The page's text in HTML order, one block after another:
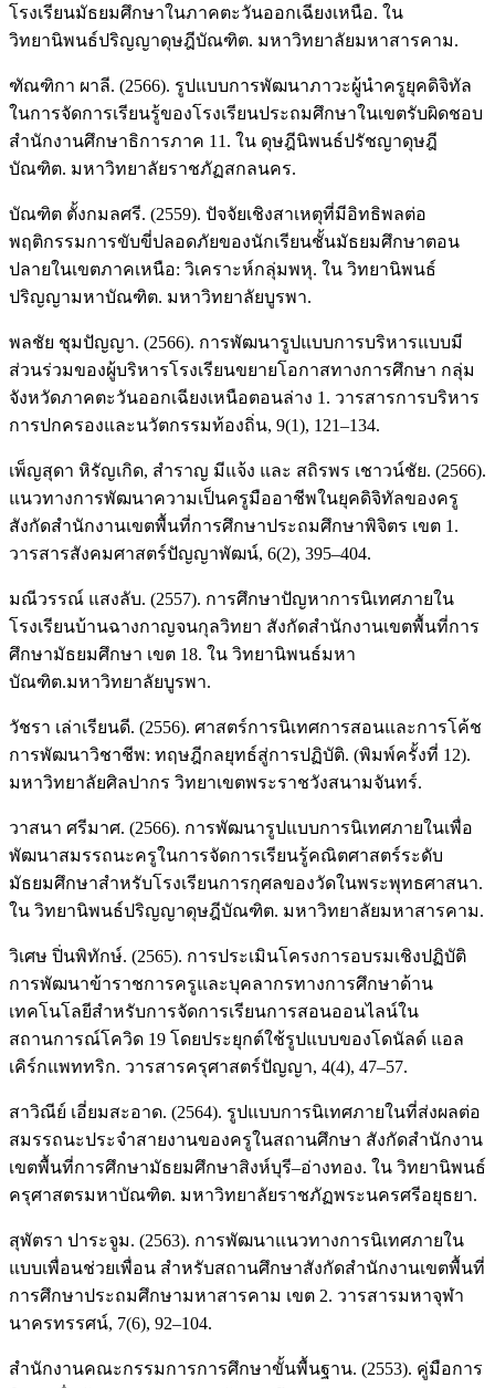
โรงเรียนมัธยมศึกษาในภาคตะวันออกเฉียงเหนือ. ใน
วิทยานิพนธ์ปริญญาดุษฎีบัณฑิต. มหาวิทยาลัยมหาสารคาม.
ฑัณฑิกา ผาลี. (2566). รูปแบบการพัฒนาภาวะผู้นำครูยุคดิจิทัล
ในการจัดการเรียนรู้ของโรงเรียนประถมศึกษาในเขตรับผิดชอบ
สำนักงานศึกษาธิการภาค 11. ใน ดุษฎีนิพนธ์ปรัชญาดุษฎี
บัณฑิต. มหาวิทยาลัยราชภัฏสกลนคร.
บัณฑิต ตั้งกมลศรี. (2559). ปัจจัยเชิงสาเหตุที่มีอิทธิพลต่อ
พฤติกรรมการขับขี่ปลอดภัยของนักเรียนชั้นมัธยมศึกษาตอน
ปลายในเขตภาคเหนือ: วิเคราะห์กลุ่มพหุ. ใน วิทยานิพนธ์
ปริญญามหาบัณฑิต. มหาวิทยาลัยบูรพา.
พลชัย ชุมปัญญา. (2566). การพัฒนารูปแบบการบริหารแบบมี
ส่วนร่วมของผู้บริหารโรงเรียนขยายโอกาสทางการศึกษา กลุ่ม
จังหวัดภาคตะวันออกเฉียงเหนือตอนล่าง 1. วารสารการบริหาร
การปกครองและนวัตกรรมท้องถิ่น, 9(1), 121–134.
เพ็ญสุดา หิรัญเกิด, สำราญ มีแจ้ง และ สถิรพร เชาวน์ชัย. (2566).
แนวทางการพัฒนาความเป็นครูมืออาชีพในยุคดิจิทัลของครู
สังกัดสำนักงานเขตพื้นที่การศึกษาประถมศึกษาพิจิตร เขต 1.
วารสารสังคมศาสตร์ปัญญาพัฒน์, 6(2), 395–404.
มณีวรรณ์ แสงลับ. (2557). การศึกษาปัญหาการนิเทศภายใน
โรงเรียนบ้านฉางกาญจนกุลวิทยา สังกัดสำนักงานเขตพื้นที่การ
ศึกษามัธยมศึกษา เขต 18. ใน วิทยานิพนธ์มหา
บัณฑิต.มหาวิทยาลัยบูรพา.
วัชรา เล่าเรียนดี. (2556). ศาสตร์การนิเทศการสอนและการโค้ช
การพัฒนาวิชาชีพ: ทฤษฎีกลยุทธ์สู่การปฏิบัติ. (พิมพ์ครั้งที่ 12).
มหาวิทยาลัยศิลปากร วิทยาเขตพระราชวังสนามจันทร์.
วาสนา ศรีมาศ. (2566). การพัฒนารูปแบบการนิเทศภายในเพื่อ
พัฒนาสมรรถนะครูในการจัดการเรียนรู้คณิตศาสตร์ระดับ
มัธยมศึกษาสำหรับโรงเรียนการกุศลของวัดในพระพุทธศาสนา.
ใน วิทยานิพนธ์ปริญญาดุษฎีบัณฑิต. มหาวิทยาลัยมหาสารคาม.
วิเศษ ปิ่นพิทักษ์. (2565). การประเมินโครงการอบรมเชิงปฏิบัติ
การพัฒนาข้าราชการครูและบุคลากรทางการศึกษาด้าน
เทคโนโลยีสำหรับการจัดการเรียนการสอนออนไลน์ใน
สถานการณ์โควิด 19 โดยประยุกต์ใช้รูปแบบของโดนัลด์ แอล
เคิร์กแพททริก. วารสารครุศาสตร์ปัญญา, 4(4), 47–57.
สาวิณีย์ เอี่ยมสะอาด. (2564). รูปแบบการนิเทศภายในที่ส่งผลต่อ
สมรรถนะประจำสายงานของครูในสถานศึกษา สังกัดสำนักงาน
เขตพื้นที่การศึกษามัธยมศึกษาสิงห์บุรี–อ่างทอง. ใน วิทยานิพนธ์
ครุศาสตรมหาบัณฑิต. มหาวิทยาลัยราชภัฏพระนครศรีอยุธยา.
สุพัตรา ปาระจูม. (2563). การพัฒนาแนวทางการนิเทศภายใน
แบบเพื่อนช่วยเพื่อน สำหรับสถานศึกษาสังกัดสำนักงานเขตพื้นที่
การศึกษาประถมศึกษามหาสารคาม เขต 2. วารสารมหาจุฬา
นาครทรรศน์, 7(6), 92–104.
สำนักงานคณะกรรมการการศึกษาขั้นพื้นฐาน. (2553). คู่มือการ